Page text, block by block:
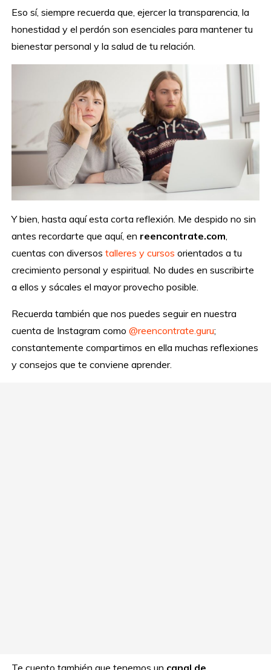
Eso sí, siempre recuerda que, ejercer la transparencia, la
honestidad y el perdón son esenciales para mantener tu
bienestar personal y la salud de tu relación.
Y bien, hasta aquí esta corta reflexión. Me despido no sin
antes recordarte que aquí, en reencontrate.com,
cuentas con diversostalleres y cursos orientados a tu
crecimiento personal y espiritual. No dudes en suscribirte
a ellos y sácales el mayor provecho posible.
Recuerda también que nos puedes seguir en nuestra
cuenta de Instagram como@reencontrate.guru;
constantemente compartimos en ella muchas reflexiones
y consejos que te conviene aprender.